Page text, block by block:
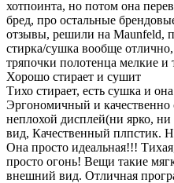
хотпоинта, но потом она
бред, про остальные
отзывы, решили на Maunfeld,
стирка/сушка вообще
тряпочки полотенца мелкие и
Хорошо стирает и сушит
Тихо стирает, есть сушка и
Эргономичный и качественно
неплохой дисплей(ни ярко,
вид, Качественный плпстик.
Она просто идеальная!!!
просто огонь! Вещи такие
внешний вид. Отличная